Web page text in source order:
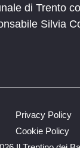
di Trento
Silvia
Privacy Policy
Cookie Policy